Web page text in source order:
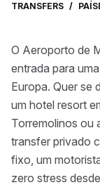
TRANSFERS /
O Aeroporto de
entrada para
Europa. Quer se
um hotel resort
Torremolinos ou
transfer privado
fixo, um
zero stress